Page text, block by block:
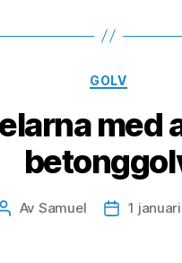
Kategorier
GOLV
med
Inläggsförfattare
Av Samuel 1